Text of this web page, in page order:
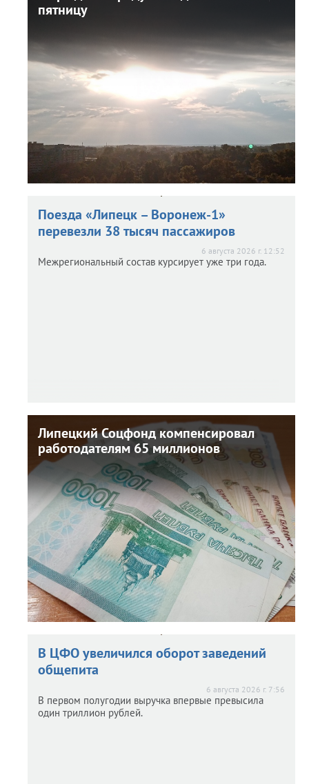
пятницу
Конец рабочей недели будет очень жарким.
Поезда «Липецк – Воронеж-1»
перевезли 38 тысяч пассажиров
6 августа 2026 г. 12:52
Межрегиональный состав курсирует уже три года.
Липецкий Соцфонд компенсировал
работодателям 65 миллионов
Липецкий Соцфонд компенсировал
работодателям 65 миллионов
6 августа 2026 г. 12:38
Деньги выплачиваются за трудоустройство граждан.
В ЦФО увеличился оборот заведений
общепита
6 августа 2026 г. 7:56
В первом полугодии выручка впервые превысила
один триллион рублей.